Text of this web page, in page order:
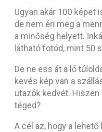
Ugyan akár 100 képet
de nem éri meg a
a minőség helyett.
látható fotód, mint 50
De ne ess át a ló
kevés kép van a
utazók kedvét. Hiszen
téged?
A cél az, hogy a